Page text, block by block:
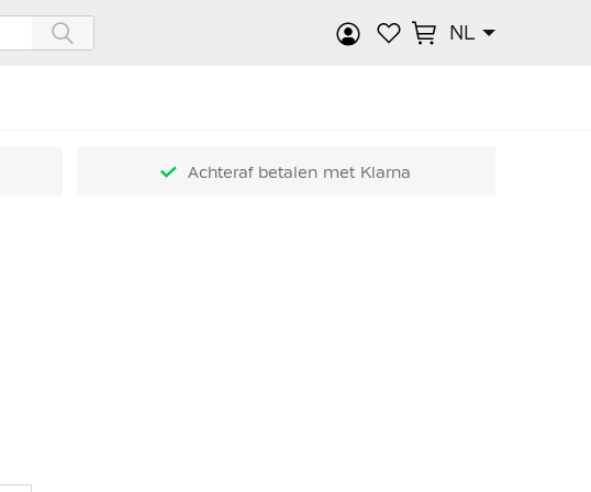
NL
Achteraf betalen met Klarna